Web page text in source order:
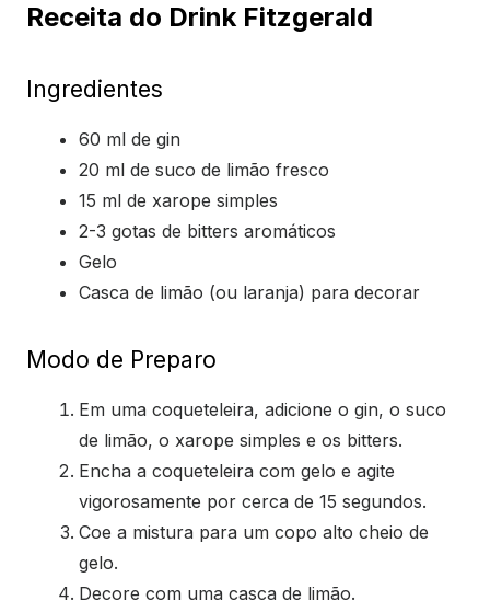
Receita do Drink Fitzgerald
Ingredientes
60 ml de gin
20 ml de suco de limão fresco
15 ml de xarope simples
2-3 gotas de bitters aromáticos
Gelo
Casca de limão (ou laranja) para decorar
Modo de Preparo
Em uma coqueteleira, adicione o gin, o suco
de limão, o xarope simples e os bitters.
Encha a coqueteleira com gelo e agite
vigorosamente por cerca de 15 segundos.
Coe a mistura para um copo alto cheio de
gelo.
Decore com uma casca de limão.